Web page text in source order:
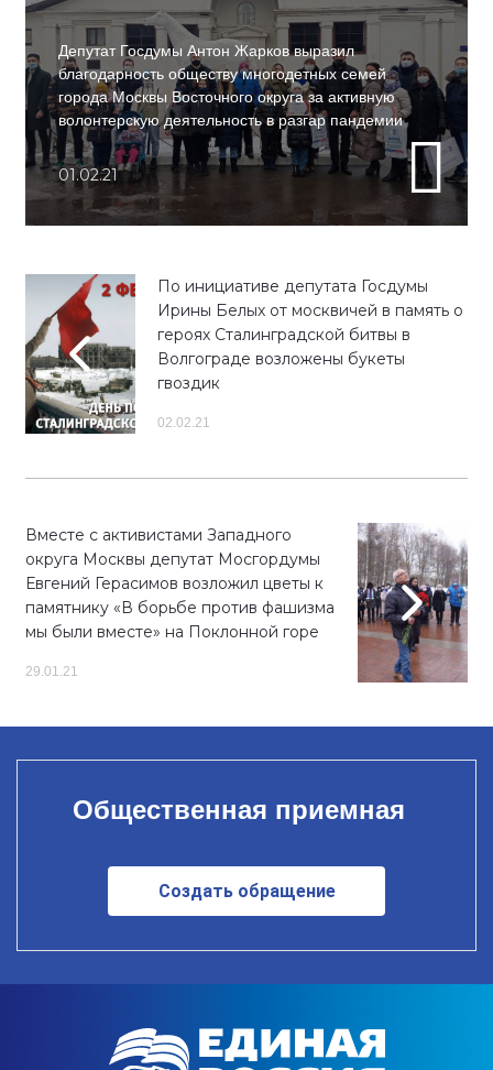
Депутат Госдумы Антон Жарков выразил
благодарность обществу многодетных семей
города Москвы Восточного округа за активную
волонтерскую деятельность в разгар пандемии
01.02.21
По инициативе депутата Госдумы
Ирины Белых от москвичей в память о
героях Сталинградской битвы в
Волгограде возложены букеты
гвоздик
02.02.21
Вместе с активистами Западного
округа Москвы депутат Мосгордумы
Евгений Герасимов возложил цветы к
памятнику «В борьбе против фашизма
мы были вместе» на Поклонной горе
29.01.21
Общественная приемная
Создать обращение